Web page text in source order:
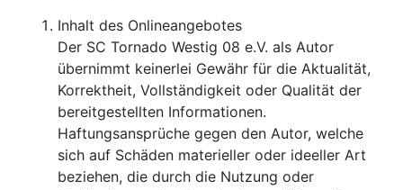
Inhalt des Onlineangebotes
Der SC Tornado Westig 08 e.V. als Autor
übernimmt keinerlei Gewähr für die Aktualität,
Korrektheit, Vollständigkeit oder Qualität der
bereitgestellten Informationen.
Haftungsansprüche gegen den Autor, welche
sich auf Schäden materieller oder ideeller Art
beziehen, die durch die Nutzung oder